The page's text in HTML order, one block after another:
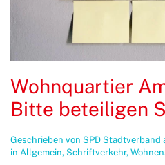
Wohnquartier
Bitte beteiligen
Geschrieben von SPD Stadtverband
in Allgemein, Schriftverkehr, Wohnen